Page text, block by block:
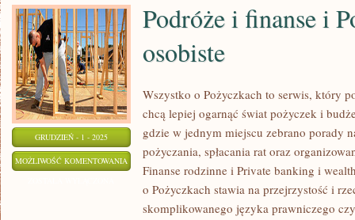
GRUDZIEŃ - 1 - 2025
MOŻLIWOŚĆ KOMENTOWANIA PODRÓŻE
Podróże i finanse i
osobiste
Wszystko o Pożyczkach to serwis, który
chcą lepiej ogarnąć świat pożyczek i
gdzie w jednym miejscu zebrano porady
pożyczania, spłacania rat oraz
Finanse rodzinne i Private banking i
o Pożyczkach stawia na przejrzystość i
skomplikowanego języka prawniczego